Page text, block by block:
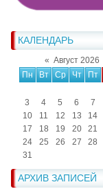
КАЛЕНДАРЬ
« Август 2026
Пн
Вт Ср Чт Пт
3
4 5 6 7
10
11 12 13 14
17
18 19 20 21
24
25 26 27 28
31
АРХИВ ЗАПИСЕЙ